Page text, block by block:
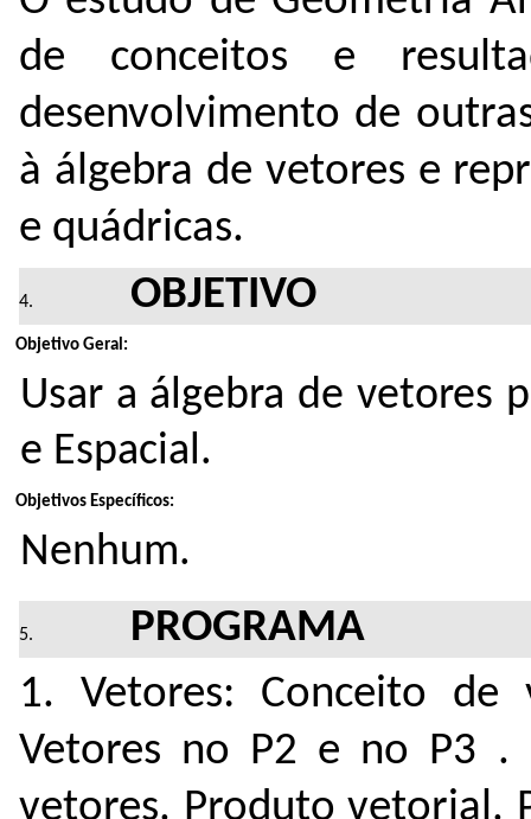
de conceitos e
desenvolvimento de
à álgebra de vetores e
e quádricas.
OBJETIVO
Objetivo Geral:
Usar a álgebra de vetores
e Espacial.
Objetivos Específicos:
Nenhum.
PROGRAMA
1. Vetores: Conceito de
Vetores no P2 e no P3 .
vetores. Produto vetorial.